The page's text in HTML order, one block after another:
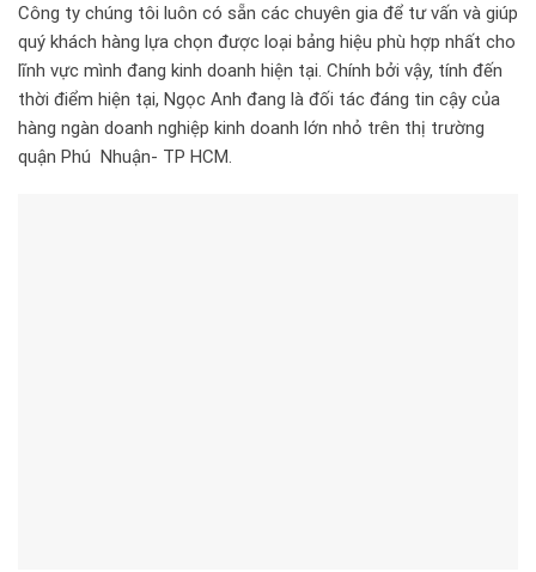
Công ty chúng tôi luôn có sẵn các chuyên gia để tư vấn và giúp
quý khách hàng lựa chọn được loại bảng hiệu phù hợp nhất cho
lĩnh vực mình đang kinh doanh hiện tại. Chính bởi vậy, tính đến
thời điểm hiện tại, Ngọc Anh đang là đối tác đáng tin cậy của
hàng ngàn doanh nghiệp kinh doanh lớn nhỏ trên thị trường
quận Phú Nhuận- TP HCM.